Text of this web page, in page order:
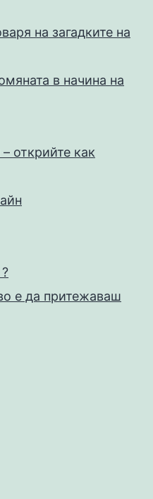
на загадките на
в начина на
открийте как
е да притежаваш